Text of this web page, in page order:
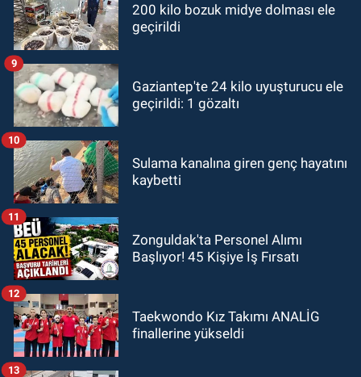
200 kilo bozuk midye dolması ele
geçirildi
Gaziantep'te 24 kilo uyuşturucu ele
geçirildi: 1 gözaltı
9
Sulama kanalına giren genç hayatını
kaybetti
10
Zonguldak'ta Personel Alımı
Başlıyor! 45 Kişiye İş Fırsatı
11
Taekwondo Kız Takımı ANALİG
finallerine yükseldi
12
13